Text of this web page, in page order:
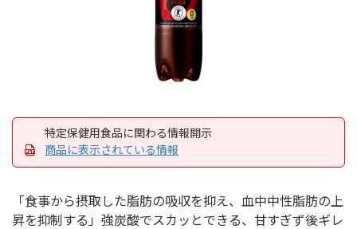
「食事から摂取した脂肪の吸収を抑え、血中中性脂肪の上
昇を抑制する」強炭酸でスカッとできる、甘すぎず後ギレ
特定保健用食品に関わる情報開示
商品に表示されている情報